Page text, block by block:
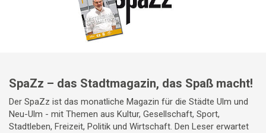
SpaZz – das Stadtmagazin, das Spaß macht!
Der SpaZz ist das monatliche Magazin für die Städte Ulm und
Neu-Ulm - mit Themen aus Kultur, Gesellschaft, Sport,
Stadtleben, Freizeit, Politik und Wirtschaft. Den Leser erwartet